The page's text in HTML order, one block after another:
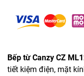
Bếp từ Canzy CZ
tiết kiệm điện, mặt